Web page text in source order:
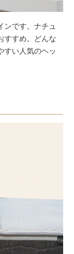
ンです。ナチュ
すすめ。どんな
すい人気のヘッ